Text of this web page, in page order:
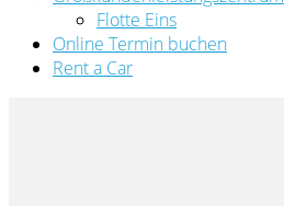
Flotte Eins
Online Termin buchen
Rent a Car